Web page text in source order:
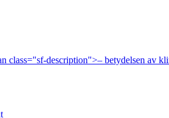
description">– betydelsen av